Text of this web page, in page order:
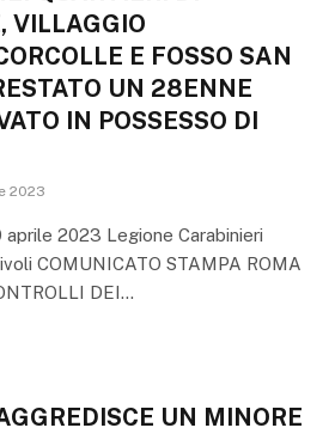
VILLAGGIO
E FOSSO SAN
UN 28ENNE
IN POSSESSO DI
2023
aprile 2023 Legione Carabinieri
COMUNICATO STAMPA ROMA
DEI…
UN MINORE